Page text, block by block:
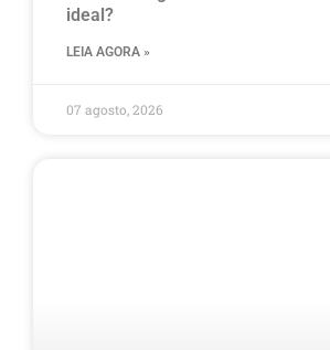
ideal?
LEIA AGORA »
07 agosto, 2026